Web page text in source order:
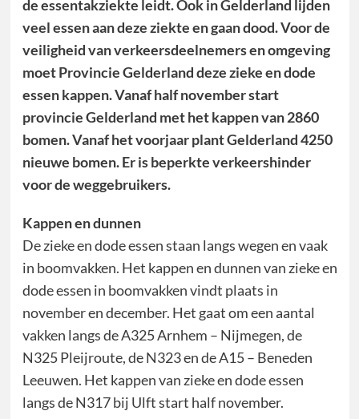
de essentakziekte leidt. Ook in Gelderland lijden
veel essen aan deze ziekte en gaan dood. Voor de
veiligheid van verkeersdeelnemers en omgeving
moet Provincie Gelderland deze zieke en dode
essen kappen. Vanaf half november start
provincie Gelderland met het kappen van 2860
bomen. Vanaf het voorjaar plant Gelderland 4250
nieuwe bomen. Er is beperkte verkeershinder
voor de weggebruikers.
Kappen en dunnen
De zieke en dode essen staan langs wegen en vaak
in boomvakken. Het kappen en dunnen van zieke en
dode essen in boomvakken vindt plaats in
november en december. Het gaat om een aantal
vakken langs de A325 Arnhem – Nijmegen, de
N325 Pleijroute, de N323 en de A15 – Beneden
Leeuwen. Het kappen van zieke en dode essen
langs de N317 bij Ulft start half november.